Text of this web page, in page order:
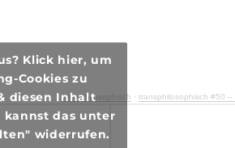
transphilosophisch ·transphilosophisch #50 – Kaffe, Kuchen & Kultur feat. Alex
Klick hier, um
Cookies zu
diesen Inhalt
kannst das unter
widerrufen.